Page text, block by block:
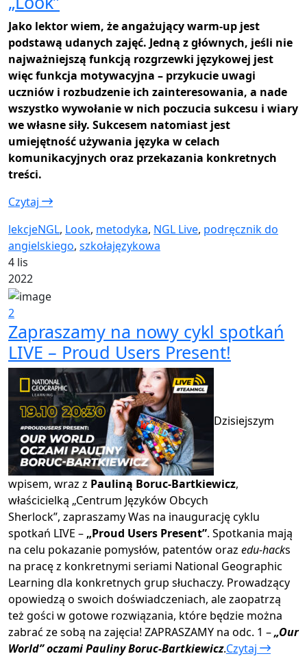
Jako lektor wiem, że angażujący warm-up jest
podstawą udanych zajęć. Jedną z głównych, jeśli nie
najważniejszą funkcją rozgrzewki językowej jest
więc funkcja motywacyjna – przykucie uwagi
uczniów i rozbudzenie ich zainteresowania, a nade
wszystko wywołanie w nich poczucia sukcesu i wiary
we własne siły. Sukcesem natomiast jest
umiejętność używania języka w celach
komunikacyjnych oraz przekazania konkretnych
treści.
Czytaj
lekcjeNGL, Look, metodyka, NGL Live, podręcznik do
angielskiego, szkołajęzykowa
4 lis
2022
2
Zapraszamy na nowy cykl spotkań
LIVE – Proud Users Present!
Dzisiejszym
wpisem, wraz z Pauliną Boruc-Bartkiewicz,
właścicielką „Centrum Języków Obcych
Sherlock”, zapraszamy Was na inaugurację cyklu
spotkań LIVE – „Proud Users Present”. Spotkania mają
na celu pokazanie pomysłów, patentów oraz edu-hacks
na pracę z konkretnymi seriami National Geographic
Learning dla konkretnych grup słuchaczy. Prowadzący
opowiedzą o swoich doświadczeniach, ale zaopatrzą
też gości w gotowe rozwiązania, które będzie można
zabrać ze sobą na zajęcia! ZAPRASZAMY na odc. 1 –„Our
World” oczami Pauliny Boruc-Bartkiewicz.Czytaj